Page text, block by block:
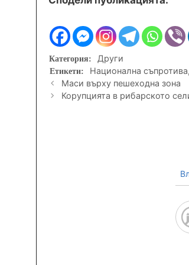
Категории
Други
Етикети
Национална съпротива,
Маси върху пешеходна зона
Корупцията в рибарското